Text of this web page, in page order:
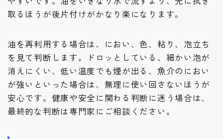
取るほうが後片付けがかなり楽になります。
油を再利用する場合は、におい、色、粘り、泡立ち
を見て判断します。ドロッとしている、細かい泡が
消えにくい、低い温度でも煙が出る、魚介のにおい
が強いといった場合は、無理に使い回さないほうが
安心です。健康や安全に関わる判断に迷う場合は、
最終的な判断は専門家にご相談ください。